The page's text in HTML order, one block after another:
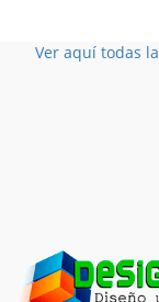
Ver aquí todas